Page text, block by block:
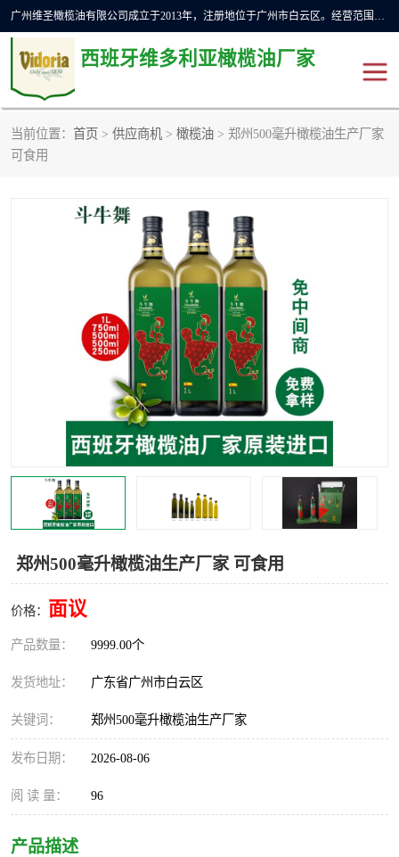
广州维圣橄榄油有限公司成立于2013年，注册地位于广州市白云区。经营范围包括饲料原料销售;畜牧渔业饲料销售;化妆品批发;贸易经纪;食品进出口等，主要产品有：橄榄果渣油，橄榄油，纯橄榄油等。
西班牙维多利亚橄榄油厂家
当前位置： 首页 > 供应商机 > 橄榄油 > 郑州500毫升橄榄油生产厂家
可食用
郑州500毫升橄榄油生产厂家 可食用
价格： 面议
产品数量： 9999.00个
发货地址： 广东省广州市白云区
关键词： 郑州500毫升橄榄油生产厂家
发布日期： 2026-08-06
阅 读 量： 96
产品描述
橄榄油
精炼橄榄油